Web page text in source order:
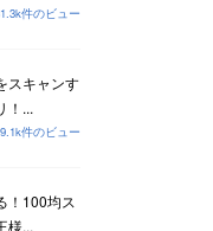
件のビュー
スキャンす
！...
件のビュー
！100均ス
様...